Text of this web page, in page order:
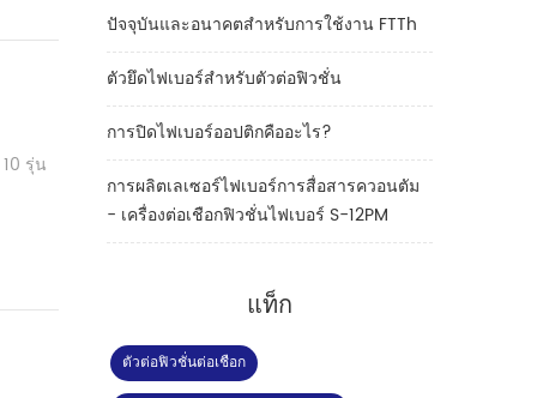
ปัจจุบันและอนาคตสำหรับการใช้งาน FTTh
ตัวยึดไฟเบอร์สำหรับตัวต่อฟิวชั่น
การปิดไฟเบอร์ออปติกคืออะไร?
การผลิตเลเซอร์ไฟเบอร์การสื่อสารควอนตัม
- เครื่องต่อเชือกฟิวชั่นไฟเบอร์ S-12PM
แท็ก
ตัวต่อฟิวชั่นต่อเชือก
รุ่น